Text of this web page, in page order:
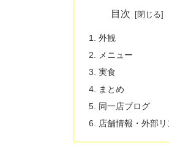
目次
外観
メニュー
実食
まとめ
同一店ブログ
店舗情報・外部リ